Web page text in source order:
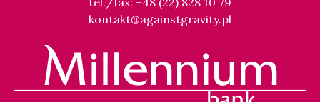
kontakt@againstgravity.pl